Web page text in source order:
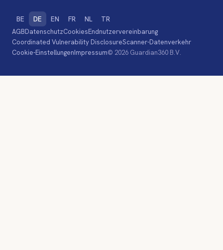
BE DE EN FR NL TR
AGBDatenschutzCookiesEndnutzervereinbarung
Coordinated Vulnerability DisclosureScanner-Datenverkehr
Cookie-EinstellungenImpressum© 2026 Guardian360 B.V.